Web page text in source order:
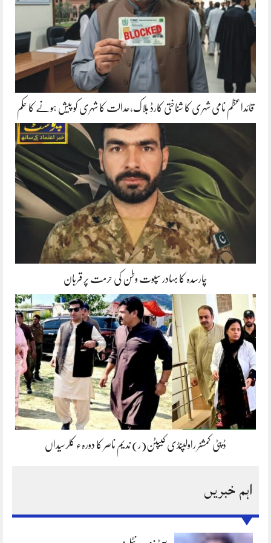
قائداعظم نامی شہری کا شناختی کارڈ بلاک،عدالت کا شہری کو پیش ہونے کا حکم
چارسدہ کا بہادر سپوت وطن کی حرمت پر قربان
ڈپٹی کمشنر راولپنڈی کیپٹن(ر) ندیم ناصر کا دورہء کلرسیداں
اہم خبریں